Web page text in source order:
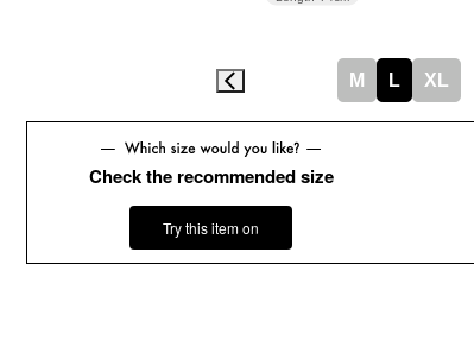
M L XL
Check the recommended size
Try this item on